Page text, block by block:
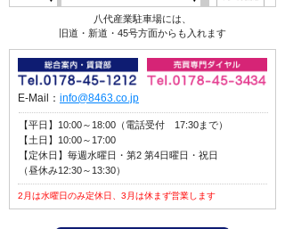
八代産業駐車場には、
旧道・新道・45号方面からも入れます
E-Mail： info@8463.co.jp
【平日】10:00～18:00（電話受付 17:30まで）
【土日】10:00～17:00
【定休日】毎週水曜日・第2 第4日曜日・祝日
（昼休み12:30～13:30）
2月は水曜日のみ定休日、3月は休まず営業します